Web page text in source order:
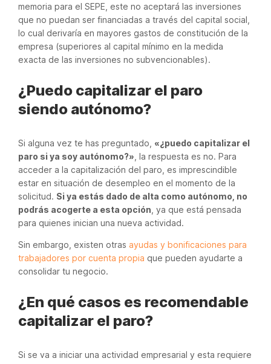
memoria para el SEPE, este no aceptará las inversiones
que no puedan ser financiadas a través del capital social,
lo cual derivaría en mayores gastos de constitución de la
empresa (superiores al capital mínimo en la medida
exacta de las inversiones no subvencionables).
¿Puedo capitalizar el paro
siendo autónomo?
Si alguna vez te has preguntado, «¿puedo capitalizar el
paro si ya soy autónomo?» , la respuesta es no. Para
acceder a la capitalización del paro, es imprescindible
estar en situación de desempleo en el momento de la
solicitud. Si ya estás dado de alta como autónomo, no
podrás acogerte a esta opción , ya que está pensada
para quienes inician una nueva actividad.
Sin embargo, existen otras ayudas y bonificaciones para
trabajadores por cuenta propia que pueden ayudarte a
consolidar tu negocio.
¿En qué casos es recomendable
capitalizar el paro?
Si se va a iniciar una actividad empresarial y esta requiere